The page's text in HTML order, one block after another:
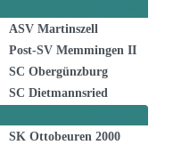
ASV Martinszell
Post-SV Memmingen II
SC Obergünzburg
SC Dietmannsried
SK Ottobeuren 2000